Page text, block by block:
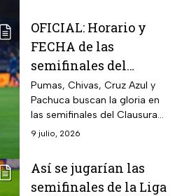
OFICIAL: Horario y
FECHA de las
semifinales del
Clausura 2026 de la
Liga MX
Pumas, Chivas, Cruz Azul y
Pachuca buscan la gloria en
las semifinales del Clausura
2026. ¿Quién será finalista de
9 julio, 2026
Así se jugarían las
semifinales de la Liga